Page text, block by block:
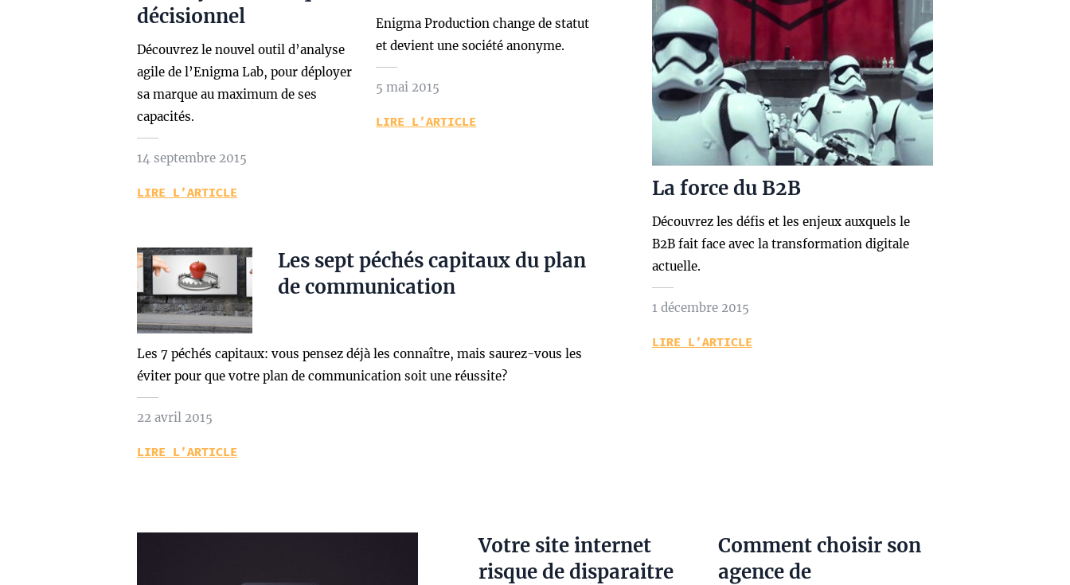
La force du B2B
Découvrez les défis et les enjeux auxquels le
B2B fait face avec la transformation digitale
actuelle.
1 décembre 2015
LIRE L’ARTICLE
décisionnel
Découvrez le nouvel outil d’analyse
agile de l’Enigma Lab, pour déployer
sa marque au maximum de ses
capacités.
14 septembre 2015
LIRE L’ARTICLE
Enigma Production change de statut
et devient une société anonyme.
5 mai 2015
LIRE L’ARTICLE
Les sept péchés capitaux du plan
de communication
Les 7 péchés capitaux: vous pensez déjà les connaître, mais saurez-vous les
éviter pour que votre plan de communication soit une réussite?
22 avril 2015
LIRE L’ARTICLE
Votre site internet
risque de disparaitre
Comment choisir son
agence de